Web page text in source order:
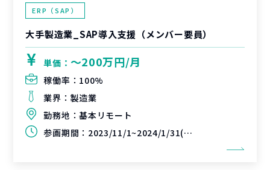
ERP（SAP）
大手製造業_SAP導入支援（メンバー要員）
単価： 〜200万円/月
稼働率： 100%
業界： 製造業
勤務地：基本リモート
参画期間： 2023/11/1~2024/1/31(延長可能性あり)